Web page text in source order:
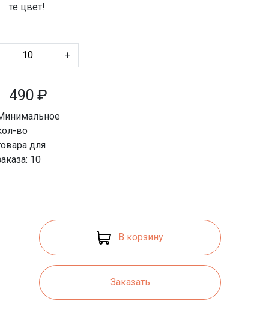
те цвет!
490 ₽
во
для
10
В корзину
Заказать